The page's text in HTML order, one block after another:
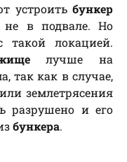
устроить бункер
в подвале. Но
такой локацией.
лучше на
так как в случае,
землетрясения
разрушено и его
бункера.